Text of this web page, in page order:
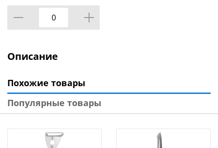
Описание
Похожие товары
Популярные товары